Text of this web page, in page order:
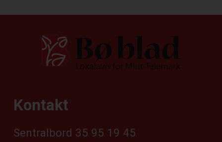
Kontakt
Sentralbord 35 95 19 45